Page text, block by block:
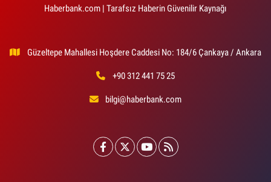
Haberbank.com | Tarafsız Haberin Güvenilir Kaynağı
Güzeltepe Mahallesi Hoşdere Caddesi No: 184/6 Çankaya / Ankara
+90 312 441 75 25
bilgi@haberbank.com